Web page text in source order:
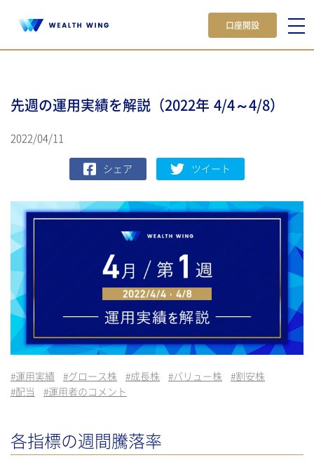
口座開設
先週の運用実績を解説（2022年 4/4～4/8）
2022/04/11
シェア ツイート
#運用実績 #グロース株 #成長株 #バリュー株 #割安株
#配当 #運用者のコメント
各指標の週間騰落率